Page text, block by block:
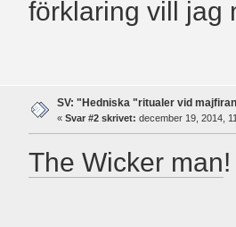
förklaring vill jag
SV: "Hedniska "ritualer vid
« Svar #2 skrivet: december 19, 2014,
The Wicker man!